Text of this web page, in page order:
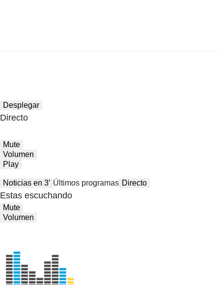
Desplegar
Directo
Mute
Volumen
Play
Noticias en 3′ Últimos programas Directo
Estas escuchando
Mute
Volumen